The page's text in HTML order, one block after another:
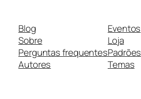
Blog
Sobre
Perguntas frequentes
Autores
Eventos
Loja
Padrões
Temas